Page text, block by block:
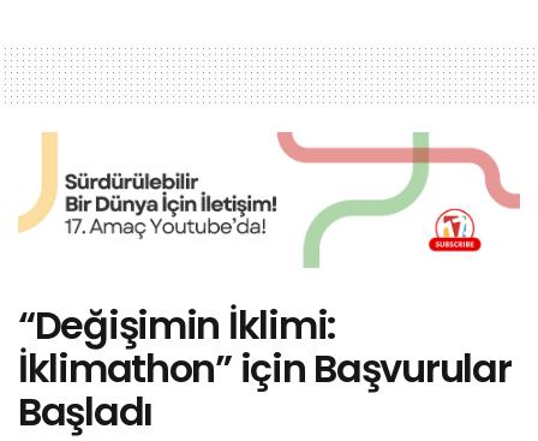
“Değişimin İklimi:
İklimathon” için Başvurular
Başladı